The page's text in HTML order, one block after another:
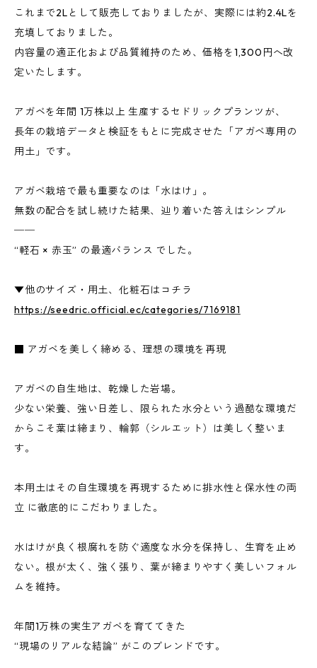
これまで2Lとして販売しておりましたが、実際には約2.4Lを
充填しておりました。
内容量の適正化および品質維持のため、価格を1,300円へ改
定いたします。
アガベを年間 1万株以上 生産するセドリックプランツが、
長年の栽培データと検証をもとに完成させた「アガベ専用の
用土」です。
アガベ栽培で最も重要なのは「水はけ」。
無数の配合を試し続けた結果、辿り着いた答えはシンプル
──
“軽石 × 赤玉” の最適バランス でした。
▼他のサイズ・用土、化粧石はコチラ
https://seedric.official.ec/categories/7169181
■ アガベを美しく締める、理想の環境を再現
アガベの自生地は、乾燥した岩場。
少ない栄養、強い日差し、限られた水分という過酷な環境だ
からこそ葉は締まり、輪郭（シルエット）は美しく整いま
す。
本用土はその自生環境を再現するために排水性と保水性の両
立 に徹底的にこだわりました。
水はけが良く根腐れを防ぐ適度な水分を保持し、生育を止め
ない。根が太く、強く張り、葉が締まりやすく美しいフォル
ムを維持。
年間1万株の実生アガベを育ててきた
“現場のリアルな結論” がこのブレンドです。